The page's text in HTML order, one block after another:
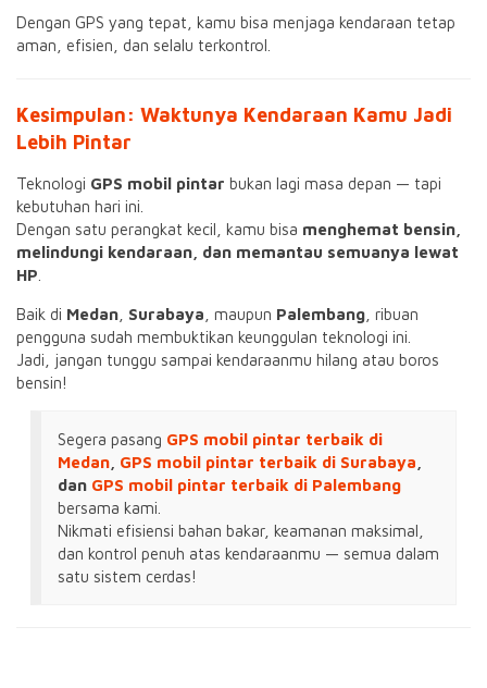
Dengan GPS yang tepat, kamu bisa menjaga kendaraan tetap
aman, efisien, dan selalu terkontrol.
Kesimpulan: Waktunya Kendaraan Kamu Jadi
Lebih Pintar
Teknologi GPS mobil pintar bukan lagi masa depan — tapi
kebutuhan hari ini.
Dengan satu perangkat kecil, kamu bisa menghemat bensin,
melindungi kendaraan, dan memantau semuanya lewat
HP
Baik di Medan Surabaya , maupun Palembang , ribuan
pengguna sudah membuktikan keunggulan teknologi ini.
Jadi, jangan tunggu sampai kendaraanmu hilang atau boros
bensin!
Segera pasang GPS mobil pintar terbaik di
Medan, GPS mobil pintar terbaik di Surabaya
dan GPS mobil pintar terbaik di Palembang
bersama kami.
Nikmati efisiensi bahan bakar, keamanan maksimal,
dan kontrol penuh atas kendaraanmu — semua dalam
satu sistem cerdas!